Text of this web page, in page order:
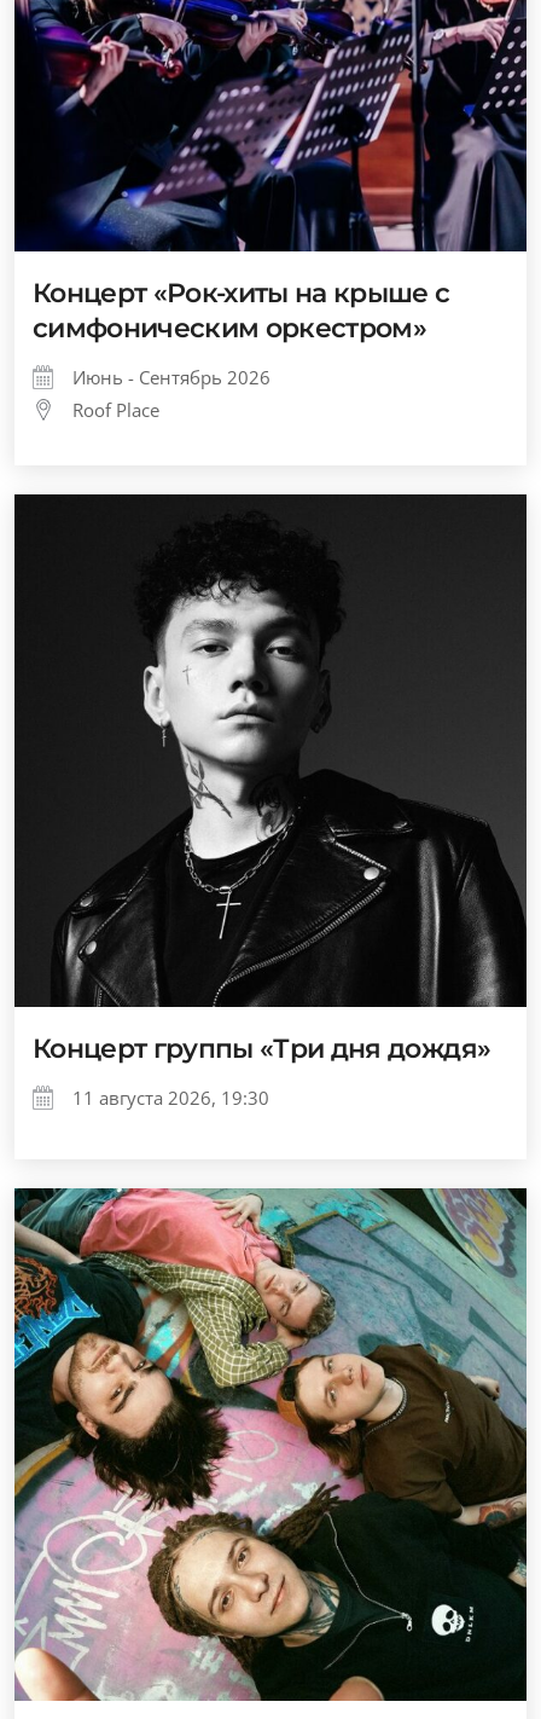
Концерт «Рок-хиты на крыше с
симфоническим оркестром»
Июнь - Сентябрь 2026
Roof Place
Концерт группы «Три дня дождя»
11 августа 2026, 19:30